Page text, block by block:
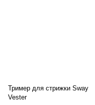
Тример для стрижки Sway
Vester